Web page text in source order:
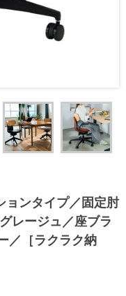
ョンタイプ／固定肘
レージュ／座ブラ
／［ラクラク納